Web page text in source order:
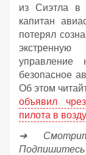
из Сиэтла в
капитан
потерял
безопасное
Об этом
объявил
пилота в
➔